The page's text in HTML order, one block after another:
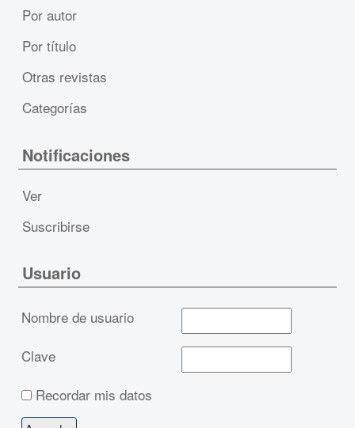
Por autor
Por título
Otras revistas
Categorías
Notificaciones
Ver
Suscribirse
Usuario
Nombre de usuario
Clave
Recordar mis datos